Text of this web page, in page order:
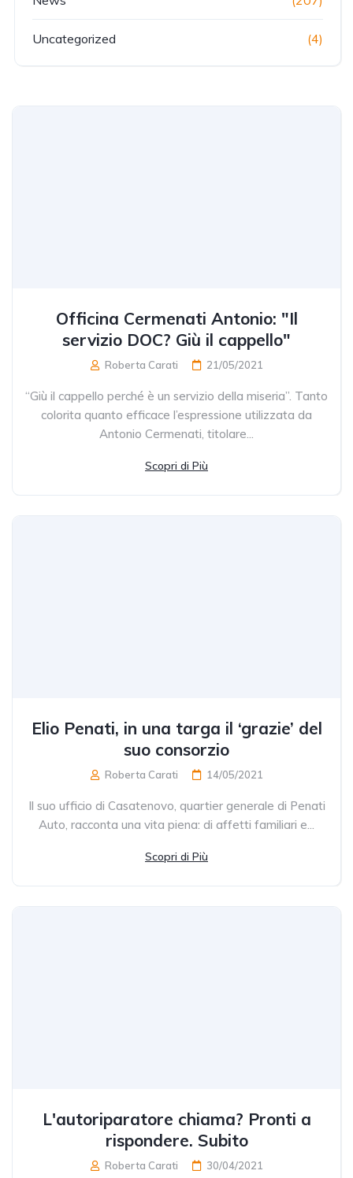
Uncategorized (4)
Officina Cermenati Antonio: "Il
servizio DOC? Giù il cappello"
Roberta Carati 21/05/2021
“Giù il cappello perché è un servizio della miseria”. Tanto
colorita quanto efficace l’espressione utilizzata da
Antonio Cermenati, titolare...
Scopri di Più
Elio Penati, in una targa il ‘grazie’ del
suo consorzio
Roberta Carati 14/05/2021
Il suo ufficio di Casatenovo, quartier generale di Penati
Auto, racconta una vita piena: di affetti familiari e...
Scopri di Più
L'autoriparatore chiama? Pronti a
rispondere. Subito
Roberta Carati 30/04/2021